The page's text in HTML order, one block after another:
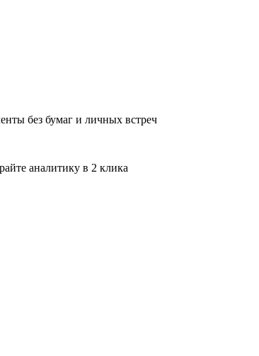
без бумаг и личных встреч
аналитику в 2 клика